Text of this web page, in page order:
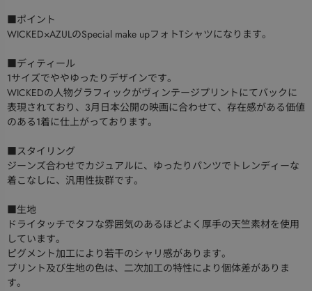
■ポイント
WICKED×AZULのSpecial make upフォトTシャツになります。
■ディティール
1サイズでややゆったりデザインです。
WICKEDの人物グラフィックがヴィンテージプリントにてバックに
表現されており、3月日本公開の映画に合わせて、存在感がある価値
のある1着に仕上がっております。
■スタイリング
ジーンズ合わせでカジュアルに、ゆったりパンツでトレンディーな
着こなしに、汎用性抜群です。
■生地
ドライタッチでタフな雰囲気のあるほどよく厚手の天竺素材を使用
しています。
ピグメント加工により若干のシャリ感があります。
プリント及び生地の色は、二次加工の特性により個体差がありま
す。